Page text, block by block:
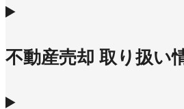
不動産売却 取り扱い